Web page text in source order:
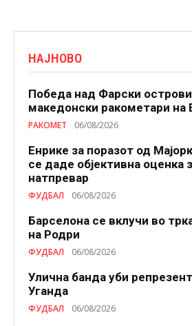
НАЈНОВО
Победа над Фарски
македонски ракометари на
РАКОМЕТ 06/08/2026
Енрике за поразот од
се даде објективна оценка
натпревар
ФУДБАЛ 06/08/2026
Барселона се вклучи во
на Родри
ФУДБАЛ 06/08/2026
Улична банда уби
Уганда
ФУДБАЛ 06/08/2026